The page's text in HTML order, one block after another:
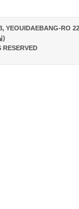
YEOUIDAEBANG-RO
)